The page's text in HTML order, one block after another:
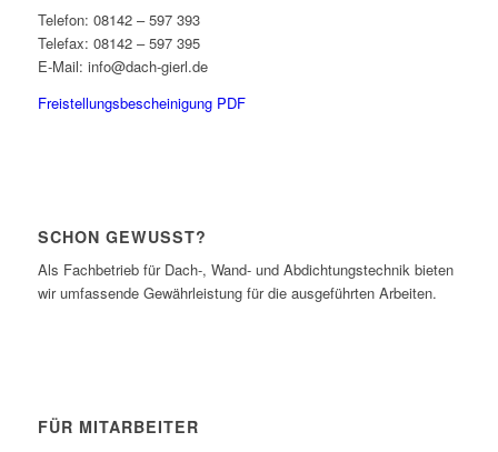
Telefon: 08142 – 597 393
Telefax: 08142 – 597 395
E-Mail: info@dach-gierl.de
Freistellungsbescheinigung PDF
SCHON GEWUSST?
Als Fachbetrieb für Dach-, Wand- und Abdichtungstechnik bieten
wir umfassende Gewährleistung für die ausgeführten Arbeiten.
FÜR MITARBEITER